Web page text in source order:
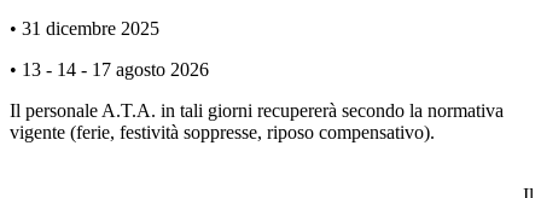
• 31 dicembre 2025
• 13 - 14 - 17 agosto 2026
Il personale A.T.A. in tali giorni recupererà secondo la normativa
vigente (ferie, festività soppresse, riposo compensativo).